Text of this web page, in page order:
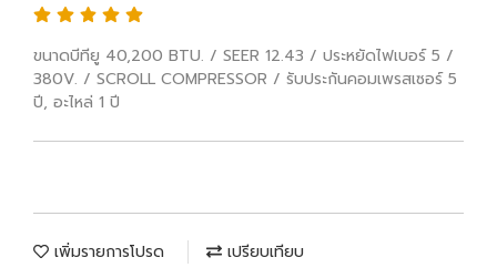
ขนาดบีทียู 40,200 BTU. / SEER 12.43 / ประหยัดไฟเบอร์ 5 /
380V. / SCROLL COMPRESSOR / รับประกันคอมเพรสเซอร์ 5
ปี, อะไหล่ 1 ปี
เพิ่มรายการโปรด เปรียบเทียบ